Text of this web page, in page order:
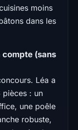
moins
dans les
(sans
Léa a
pièces : un
une poêle
robuste,